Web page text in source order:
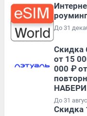
До 31
Скидка
от 15
000 ₽
НАБЕРИ
До 31
Скидка